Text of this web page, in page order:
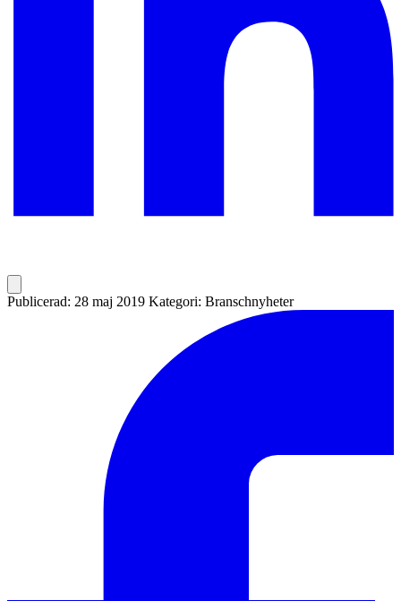
Publicerad: 28 maj 2019 Kategori: Branschnyheter